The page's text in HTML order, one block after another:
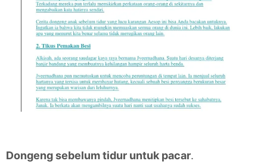
Dongeng sebelum tidur untuk pacar.